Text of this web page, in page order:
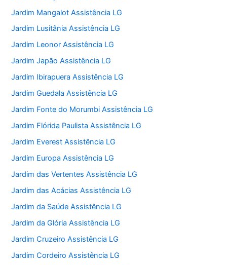
Jardim Mangalot Assistência LG
Jardim Lusitânia Assistência LG
Jardim Leonor Assistência LG
Jardim Japão Assistência LG
Jardim Ibirapuera Assistência LG
Jardim Guedala Assistência LG
Jardim Fonte do Morumbi Assistência LG
Jardim Flórida Paulista Assistência LG
Jardim Everest Assistência LG
Jardim Europa Assistência LG
Jardim das Vertentes Assistência LG
Jardim das Acácias Assistência LG
Jardim da Saúde Assistência LG
Jardim da Glória Assistência LG
Jardim Cruzeiro Assistência LG
Jardim Cordeiro Assistência LG